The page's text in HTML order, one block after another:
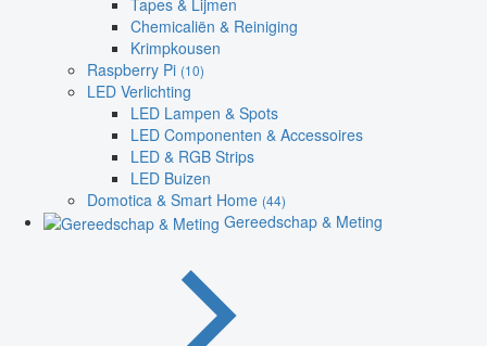
Chemicaliën & Reiniging
Krimpkousen
Raspberry Pi (10)
LED Verlichting
LED Lampen & Spots
LED Componenten & Accessoires
LED & RGB Strips
LED Buizen
Domotica & Smart Home (44)
Gereedschap & Meting